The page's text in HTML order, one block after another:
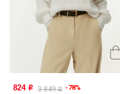
824 o 3 849o -78%